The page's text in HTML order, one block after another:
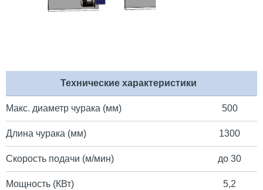
Технические характеристики
Макс. диаметр чурака (мм) 500
Длина чурака (мм) 1300
Скорость подачи (м/мин) до 30
Мощность (КВт) 5,2